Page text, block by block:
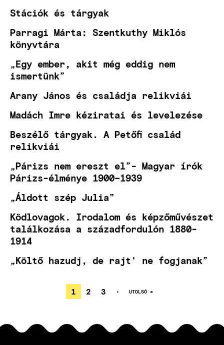
Stációk és tárgyak
Parragi Márta: Szentkuthy Miklós
könyvtára
„Egy ember, akit még eddig nem
ismertünk”
Arany János és családja relikviái
Madách Imre kéziratai és levelezése
Beszélő tárgyak. A Petőfi család
relikviái
„Párizs nem ereszt el”- Magyar írók
Párizs-élménye 1900–1939
„Áldott szép Julia”
Ködlovagok. Irodalom és képzőművészet
találkozása a századfordulón 1880-
1914
„Költő hazudj, de rajt' ne fogjanak”
OLDALSZÁMOZÁS
JELENLEGI
OLDAL
1 OLDAL
2 OLDAL
3
KÖVETKEZŐ
›
UTOLSÓ
UTOLSÓ »